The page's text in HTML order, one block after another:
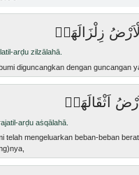
زِلْزَالَهَاۙ
arḍu zilzālahā.
bumi diguncangkan dengan guncangan
اَثْقَالَهَاۙ
arḍu aṡqālahā.